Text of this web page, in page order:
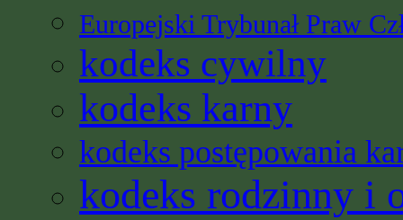
Europejski Trybunał Praw
kodeks cywilny
kodeks karny
kodeks postępowania
kodeks rodzinny i